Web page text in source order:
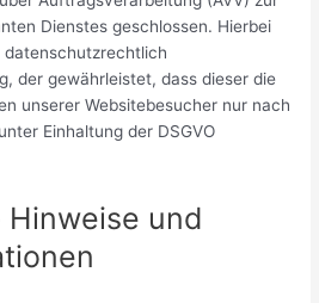
Dienstes geschlossen. Hierbei
datenschutzrechtlich
der gewährleistet, dass dieser die
unserer Websitebesucher nur nach
Einhaltung der DSGVO
Hinweise und